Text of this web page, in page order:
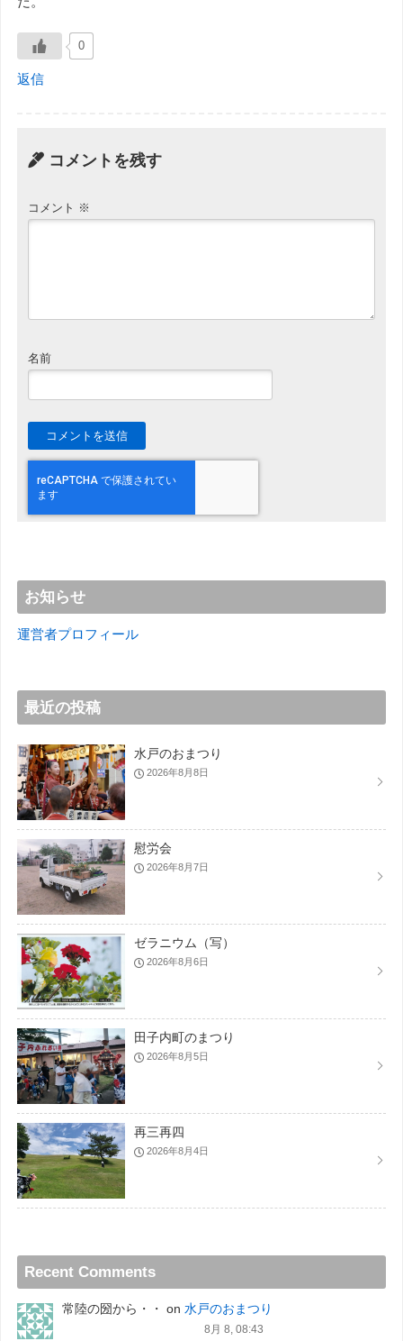
0
返信
コメントを残す
コメント ※
名前
お知らせ
運営者プロフィール
最近の投稿
水戸のおまつり
2026年8月8日
慰労会
2026年8月7日
ゼラニウム（写）
2026年8月6日
田子内町のまつり
2026年8月5日
再三再四
2026年8月4日
Recent Comments
常陸の圀から・・ on 水戸のおまつり
8月 8, 08:43